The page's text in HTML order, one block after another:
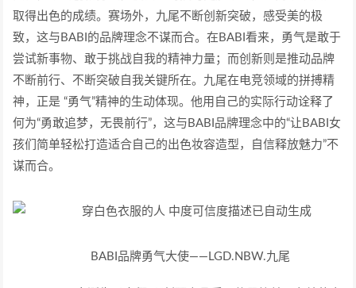
取得出色的成绩。赛场外，九尾不断创新突破，感受美的极
致，这与BABI的品牌理念不谋而合。在BABI看来，勇气是敢于
尝试新事物、敢于挑战自我的精神力量；而创新则是推动品牌
不断前行、不断突破自我关键所在。九尾在电竞领域的拼搏精
神，正是 “勇气”精神的生动体现。他用自己的实际行动诠释了
何为“勇敢追梦，无畏前行”，这与BABI品牌理念中的“让BABI女
孩们简单轻松打造适合自己的出色妆容造型，自信释放魅力”不
谋而合。
BABI品牌勇气大使——LGD.NBW.九尾